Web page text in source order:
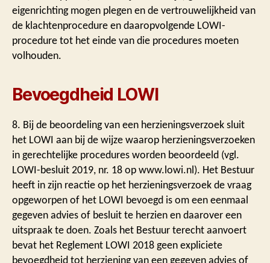
eigenrichting mogen plegen en de vertrouwelijkheid van
de klachtenprocedure en daaropvolgende LOWI-
procedure tot het einde van die procedures moeten
volhouden.
Bevoegdheid LOWI
8. Bij de beoordeling van een herzieningsverzoek sluit
het LOWI aan bij de wijze waarop herzieningsverzoeken
in gerechtelijke procedures worden beoordeeld (vgl.
LOWI-besluit 2019, nr. 18 op www.lowi.nl). Het Bestuur
heeft in zijn reactie op het herzieningsverzoek de vraag
opgeworpen of het LOWI bevoegd is om een eenmaal
gegeven advies of besluit te herzien en daarover een
uitspraak te doen. Zoals het Bestuur terecht aanvoert
bevat het Reglement LOWI 2018 geen expliciete
bevoegdheid tot herziening van een gegeven advies of